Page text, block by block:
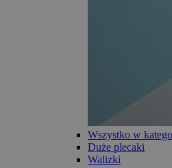
Wszystko w
Duże plecaki
Walizki